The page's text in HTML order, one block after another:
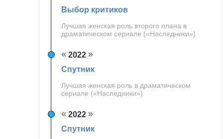
Выбор критиков
Лучшая женская роль второго плана в
драматическом сериале («Наследники»)
2022
Спутник
Лучшая женская роль в драматическом
сериале («Наследники»)
2022
Спутник